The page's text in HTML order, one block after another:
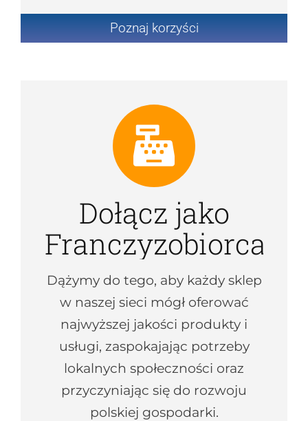
Poznaj korzyści
Dołącz jako
Franczyzobiorca
Dążymy do tego, aby każdy sklep
w naszej sieci mógł oferować
najwyższej jakości produkty i
usługi, zaspokajając potrzeby
lokalnych społeczności oraz
przyczyniając się do rozwoju
polskiej gospodarki.